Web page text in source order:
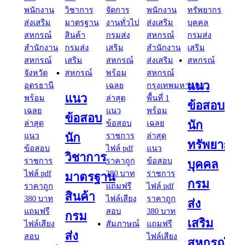
แนว
ข้อสอบ
นัก
วิชาการ
มาตรฐาน
สินค้า
กรม
ส่ง
แนว
ข้อสอบ
นัก
ทรัพย
บุคคล
กรม
ส่ง
เสริม